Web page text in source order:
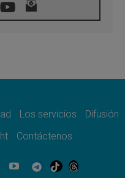
los 416 años del
invisibles de una
Los servicios
Difusión
Contáctenos